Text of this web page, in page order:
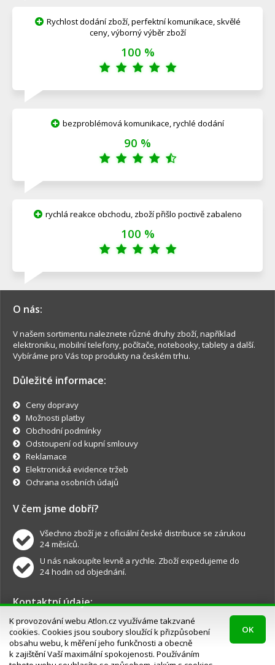
Rychlost dodání zboží, perfektní komunikace, skvělé
ceny, výborný výběr zboží
100 %
bezproblémová komunikace, rychlé dodání
90 %
rychlá reakce obchodu, zboží přišlo poctivě zabaleno
100 %
O nás:
V našem sortimentu naleznete různé druhy zboží, například
elektroniku, mobilní telefony, počítače, notebooky, tablety a další.
Vybíráme pro Vás top produkty na českém trhu.
Důležité informace:
Ceny dopravy
Možnosti platby
Obchodní podmínky
Odstoupení od kupní smlouvy
Reklamace
Elektronická evidence tržeb
Ochrana osobních údajů
V čem jsme dobří?
Všechno zboží je z oficiální české distribuce se zárukou
24 měsíců.
U nás nakoupíte levně a rychle. Zboží expedujeme do
24 hodin od objednání.
Kontaktní údaje:
info@atlon.cz
Objednávky, dotazy a reklamace.
K provozování webu Atlon.cz využíváme takzvané
cookies. Cookies jsou soubory sloužící k přizpůsobení
obsahu webu, k měření jeho funkčnosti a obecně
k zajištění Vaší maximální spokojenosti. Používáním
OK